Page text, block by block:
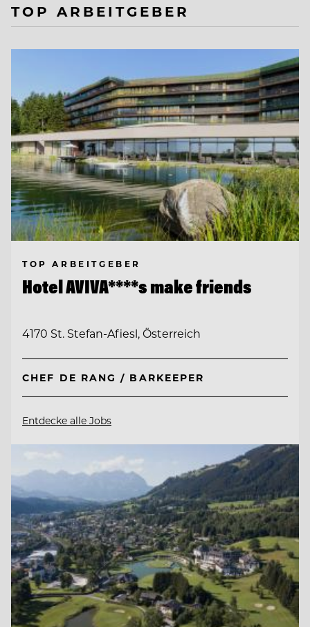
TOP ARBEITGEBER
TOP ARBEITGEBER
Hotel AVIVA****s make friends
4170 St. Stefan-Afiesl, Österreich
CHEF DE RANG / BARKEEPER
Entdecke alle Jobs